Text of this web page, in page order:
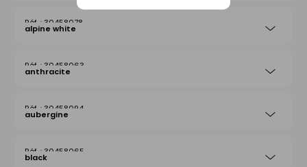
30458078
alpine white
30458063
anthracite
30458094
aubergine
30458065
black